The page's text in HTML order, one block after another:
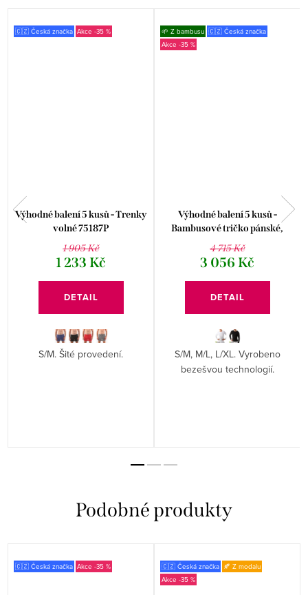
🇨🇿 Česká značka -35 %
Výhodné balení 5 kusů - Trenky
volné 75187P
1 905 Kč
1 233 Kč
DETAIL
S/M. Šité provedení.
🌱 Z bambusu 🇨🇿 Česká značka
-35 %
Výhodné balení 5 kusů -
Bambusové tričko pánské,
dlouhý rukáv 58007P
4 715 Kč
3 056 Kč
DETAIL
S/M, M/L, L/XL. Vyrobeno
bezešvou technologií.
🇨🇿 Česká značka -35 % 🇨🇿 Česká značka 🍂 Z modalu
-35 %